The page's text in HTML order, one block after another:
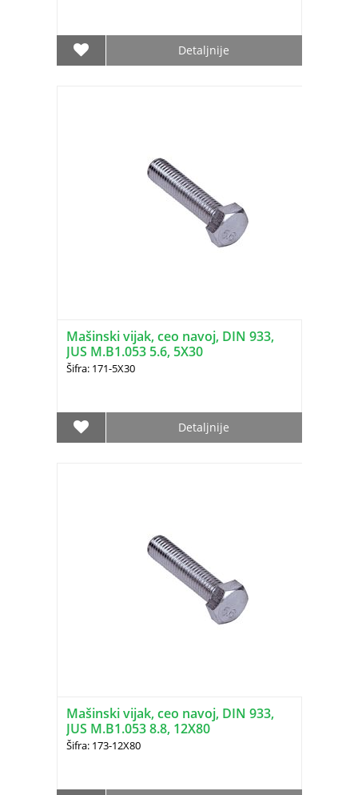
Detaljnije
Mašinski vijak, ceo navoj, DIN 933,
JUS M.B1.053 5.6, 5X30
Šifra: 171-5X30
Detaljnije
Mašinski vijak, ceo navoj, DIN 933,
JUS M.B1.053 8.8, 12X80
Šifra: 173-12X80